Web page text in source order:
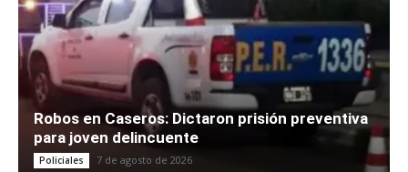
Robos en Caseros: Dictaron prisión preventiva
para joven delincuente
Policiales 7 de agosto de 2026